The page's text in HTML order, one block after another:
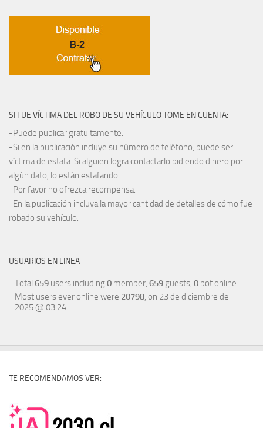
SI FUE VÍCTIMA DEL ROBO DE SU VEHÍCULO TOME EN CUENTA:
-Puede publicar gratuitamente.
-Si en la publicación incluye su número de teléfono, puede ser
víctima de estafa. Si alguien logra contactarlo pidiendo dinero por
algún dato, lo están estafando.
-Por favor no ofrezca recompensa.
-En la publicación incluya la mayor cantidad de detalles de cómo fue
robado su vehículo.
USUARIOS EN LINEA
Total 659 users including0 member, 659 guests, 0 bot online
Most users ever online were 20798, on 23 de diciembre de
2025 @ 03:24
TE RECOMENDAMOS VER: